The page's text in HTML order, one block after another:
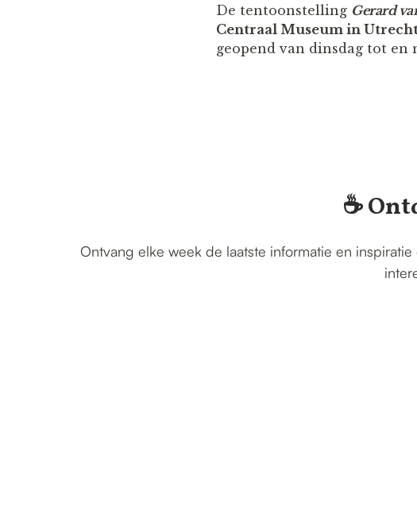
De tentoonstelling Gerard
Centraal Museum in
geopend van dinsdag tot en
☕️
Ontvang elke week de laatste informatie en